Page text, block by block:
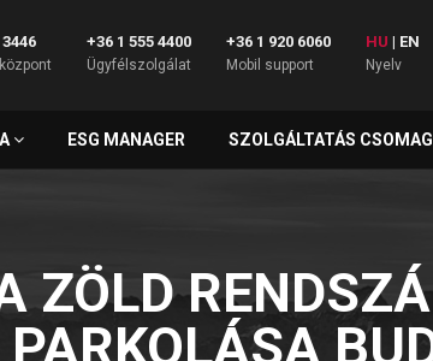
+36 1 555 4400
Ügyfélszolgálat
+36 1 920 6060
Mobil support
HU | EN
Nyelv
ESG MANAGER SZOLGÁLTATÁS
ZÖLD
PARKOLÁSA